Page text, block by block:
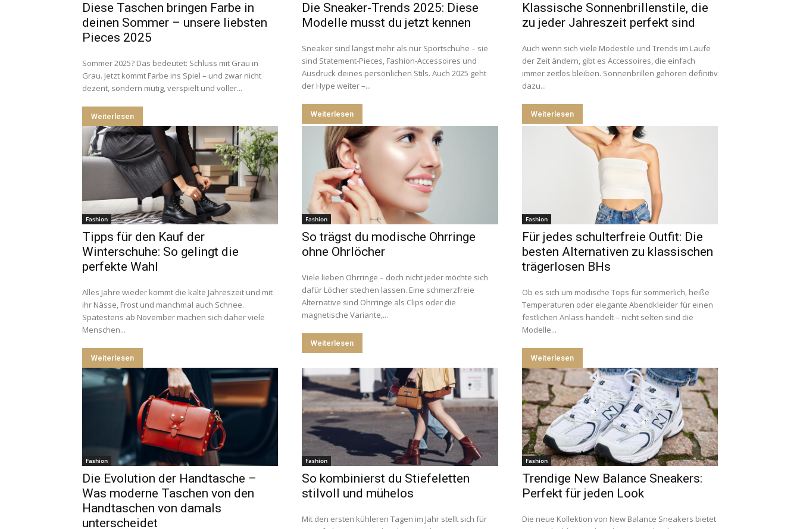
Diese Taschen bringen Farbe in
deinen Sommer – unsere liebsten
Pieces 2025
Sommer 2025? Das bedeutet: Schluss mit Grau in
Grau. Jetzt kommt Farbe ins Spiel – und zwar nicht
dezent, sondern mutig, verspielt und voller...
Weiterlesen
Die Sneaker-Trends 2025: Diese
Modelle musst du jetzt kennen
Sneaker sind längst mehr als nur Sportschuhe – sie
sind Statement-Pieces, Fashion-Accessoires und
Ausdruck deines persönlichen Stils. Auch 2025 geht
der Hype weiter –...
Weiterlesen
Klassische Sonnenbrillenstile, die
zu jeder Jahreszeit perfekt sind
Auch wenn sich viele Modestile und Trends im Laufe
der Zeit ändern, gibt es Accessoires, die einfach
immer zeitlos bleiben. Sonnenbrillen gehören definitiv
dazu...
Weiterlesen
Fashion
Tipps für den Kauf der
Winterschuhe: So gelingt die
perfekte Wahl
Alles Jahre wieder kommt die kalte Jahreszeit und mit
ihr Nässe, Frost und manchmal auch Schnee.
Spätestens ab November machen sich daher viele
Menschen...
Weiterlesen
Fashion
So trägst du modische Ohrringe
ohne Ohrlöcher
Viele lieben Ohrringe – doch nicht jeder möchte sich
dafür Löcher stechen lassen. Eine schmerzfreie
Alternative sind Ohrringe als Clips oder die
magnetische Variante,...
Weiterlesen
Fashion
Für jedes schulterfreie Outfit: Die
besten Alternativen zu klassischen
trägerlosen BHs
Ob es sich um modische Tops für sommerlich, heiße
Temperaturen oder elegante Abendkleider für einen
festlichen Anlass handelt – nicht selten sind die
Modelle...
Weiterlesen
Fashion
Die Evolution der Handtasche –
Was moderne Taschen von den
Handtaschen von damals
unterscheidet
Fashion
So kombinierst du Stiefeletten
stilvoll und mühelos
Mit den ersten kühleren Tagen im Jahr stellt sich für
Fashion
Trendige New Balance Sneakers:
Perfekt für jeden Look
Die neue Kollektion von New Balance Sneakers bietet